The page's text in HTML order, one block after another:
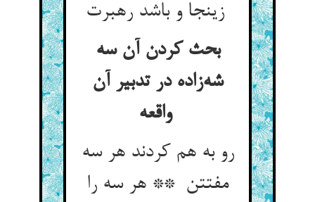
زینجا و باشد رهبرت
بحث کردن آن سه
شه‌زاده در تدبیر آن
واقعه
رو به هم کردند هر سه
مفتتن ** هر سه را